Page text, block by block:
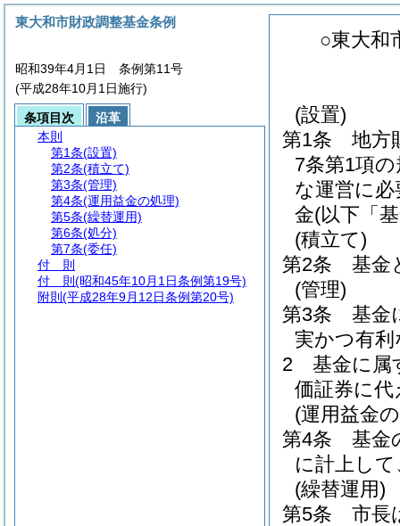
○東大和
(設置)
第1条
地方
7条第1項
な運営に
金(以下「
(積立て)
第2条
基金
(管理)
第3条
基金
実かつ有
2
基金に属
価証券に
(運用益金
第4条
基金
に計上し
(繰替運用)
第5条
市長
東大和市財政調整基金条例
昭和39年4月1日 条例第11号
(平成28年10月1日施行)
条項目次
沿革
本則
第1条(設置)
第2条(積立て)
第3条(管理)
第4条(運用益金の処理)
第5条(繰替運用)
第6条(処分)
第7条(委任)
付 則
付 則 (昭和45年10月1日条例第19号)
附則 (平成28年9月12日条例第20号)